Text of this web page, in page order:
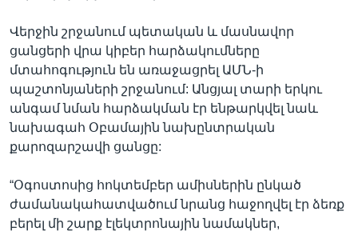
Վերջին շրջանում պետական և մասնավոր
ցանցերի վրա կիբեր հարձակումները
մտահոգություն են առաջացրել ԱՄՆ-ի
պաշտոնյաների շրջանում: Անցյալ տարի երկու
անգամ նման հարձակման էր ենթարկվել նաև
նախագահ Օբամային նախընտրական
քարոզարշավի ցանցը:
“Օգոստոսից հոկտեմբեր ամիսներին ընկած
ժամանակահատվածում նրանց հաջողվել էր ձեռք
բերել մի շարք էլեկտրոնային նամակներ,